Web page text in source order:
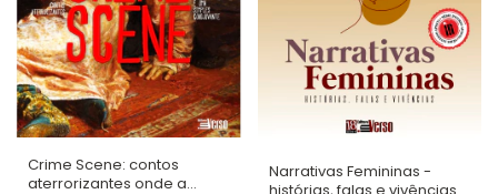
Crime Scene: contos
aterrorizantes onde a
Narrativas Femininas -